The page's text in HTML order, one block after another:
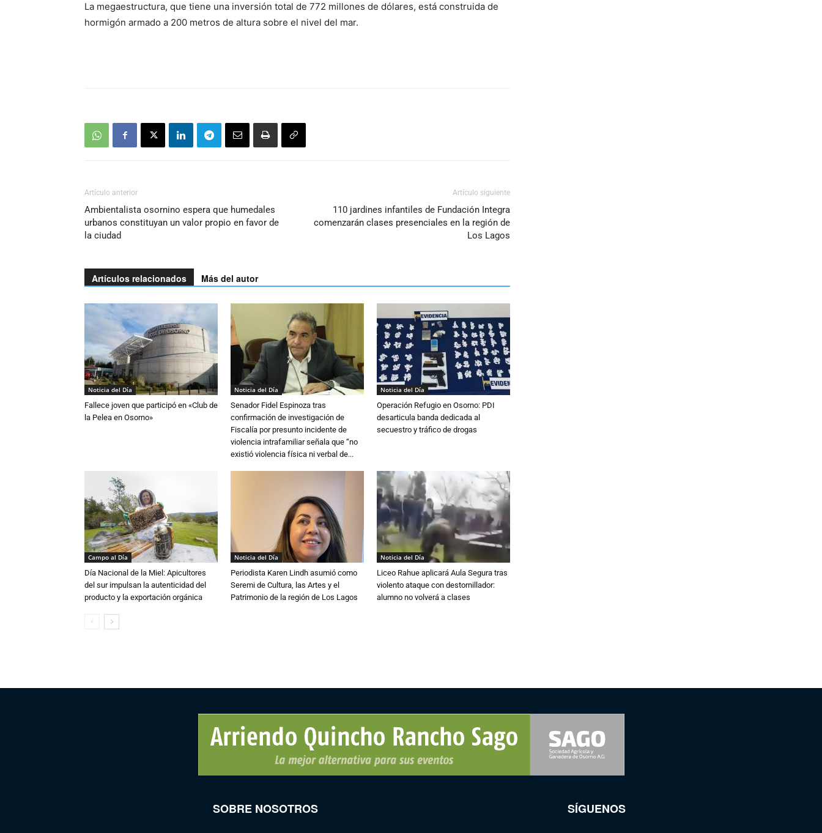
disminuir
La megaestructura, que tiene una inversión total de 772 millones de dólares, está construida de
hormigón armado a 200 metros de altura sobre el nivel del mar.
Artículo anterior
Ambientalista osornino espera que humedales
urbanos constituyan un valor propio en favor de
la ciudad
Artículo siguiente
110 jardines infantiles de Fundación Integra
comenzarán clases presenciales en la región de
Los Lagos
Artículos relacionados Más del autor
Noticia del Día
Fallece joven que participó en «Club de
la Pelea en Osorno»
Noticia del Día
Senador Fidel Espinoza tras
confirmación de investigación de
Fiscalía por presunto incidente de
violencia intrafamiliar señala que “no
existió violencia física ni verbal de...
Noticia del Día
Operación Refugio en Osorno: PDI
desarticula banda dedicada al
secuestro y tráfico de drogas
Campo al Día
Día Nacional de la Miel: Apicultores
del sur impulsan la autenticidad del
producto y la exportación orgánica
Noticia del Día
Periodista Karen Lindh asumió como
Seremi de Cultura, las Artes y el
Patrimonio de la región de Los Lagos
Noticia del Día
Liceo Rahue aplicará Aula Segura tras
violento ataque con destornillador:
alumno no volverá a clases
SOBRE NOSOTROS SÍGUENOS